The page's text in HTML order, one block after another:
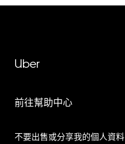
Uber
前往幫助中心
不要出售或分享我的個人資料